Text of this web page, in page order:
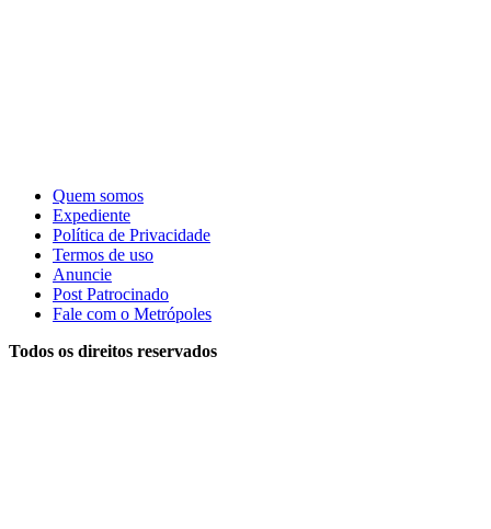
Quem somos
Expediente
Política de Privacidade
Termos de uso
Anuncie
Post Patrocinado
Fale com o Metrópoles
Todos os direitos reservados